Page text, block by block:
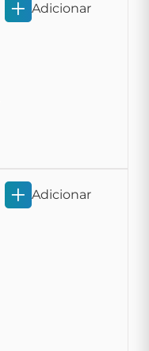
Adicionar
Adicionar